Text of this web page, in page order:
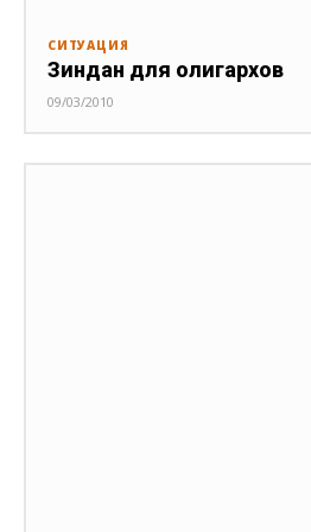
СИТУАЦИЯ
Зиндан для олигархов
09/03/2010